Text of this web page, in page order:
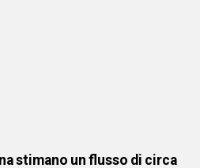
stimano un flusso di circa